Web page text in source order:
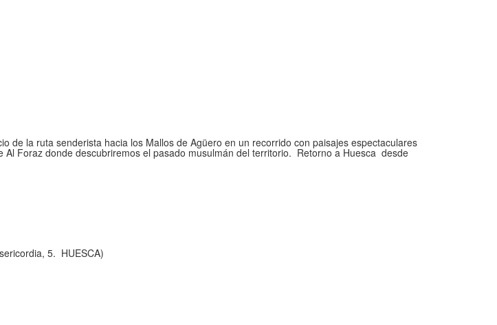
de la ruta senderista hacia los Mallos de Agüero en un recorrido con paisajes espectaculares
Foraz donde descubriremos el pasado musulmán del territorio. Retorno a Huesca desde
5. HUESCA)